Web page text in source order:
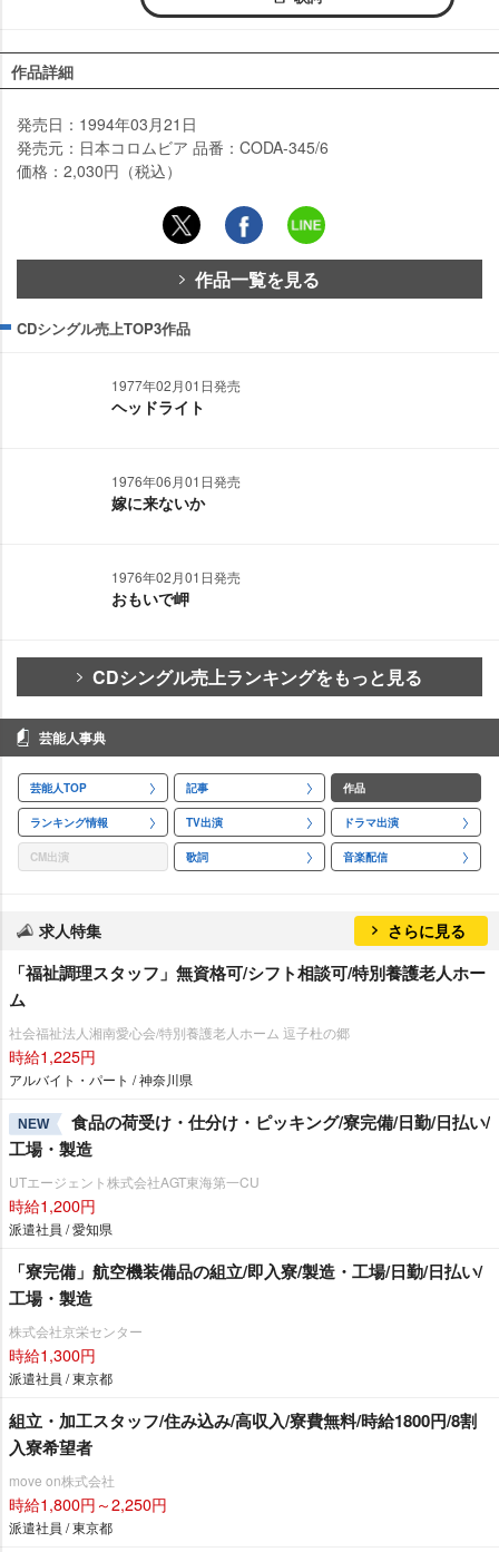
作品詳細
発売日：1994年03月21日
発売元：日本コロムビア 品番：CODA-345/6
価格：2,030円（税込）
作品一覧を見る
CDシングル売上TOP3作品
1977年02月01日発売
ヘッドライト
1976年06月01日発売
嫁に来ないか
1976年02月01日発売
おもいで岬
CDシングル売上ランキングをもっと見る
芸能人事典
芸能人TOP 記事 作品
ランキング情報 TV出演 ドラマ出演
CM出演 歌詞 音楽配信
求人特集 さらに見る
「福祉調理スタッフ」無資格可/シフト相談可/特別養護老人ホー
ム
社会福祉法人湘南愛心会/特別養護老人ホーム 逗子杜の郷
時給1,225円
アルバイト・パート / 神奈川県
NEW
食品の荷受け・仕分け・ピッキング/寮完備/日勤/日払い/
工場・製造
UTエージェント株式会社AGT東海第一CU
時給1,200円
派遣社員 / 愛知県
「寮完備」航空機装備品の組立/即入寮/製造・工場/日勤/日払い/
工場・製造
株式会社京栄センター
時給1,300円
派遣社員 / 東京都
組立・加工スタッフ/住み込み/高収入/寮費無料/時給1800円/8割
入寮希望者
move on株式会社
時給1,800円～2,250円
派遣社員 / 東京都